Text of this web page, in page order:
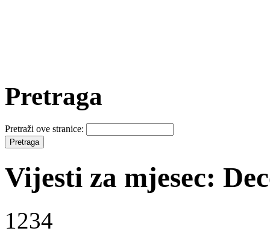
Pretraga
Pretraži ove stranice:
Vijesti za mjesec:
1234